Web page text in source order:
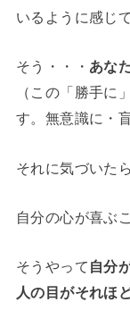
いるように感じ
そう・・・ あな
（この「勝手に
す。無意識に・
それに気づいた
自分の心が喜ぶ
そうやって 自分
人の目がそれほ